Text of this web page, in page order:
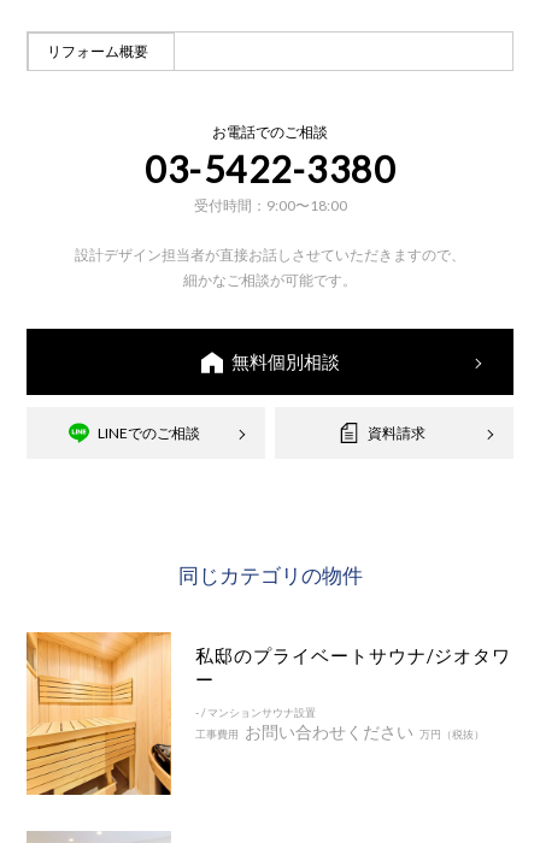
リフォーム概要
お電話でのご相談
03-5422-3380
受付時間：9:00〜18:00
設計デザイン担当者が直接お話しさせていただきますので、
細かなご相談が可能です。
無料個別相談
LINEでのご相談 資料請求
同じカテゴリの物件
私邸のプライベートサウナ/ジオタワ
ー
- / マンションサウナ設置
工事費用
お問い合わせください 万円（税抜）